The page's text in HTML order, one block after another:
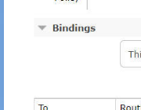
47
* 邮箱队列
@param
@param
     */